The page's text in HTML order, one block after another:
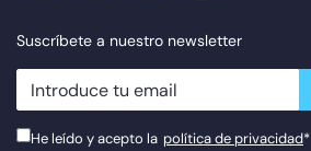
Suscríbete a nuestro newsletter
newsletter.suscribe
He leído y acepto la política de privacidad*